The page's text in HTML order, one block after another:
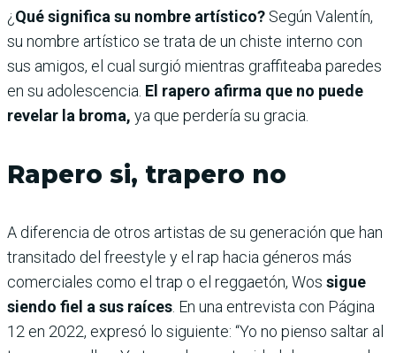
¿ Qué significa su nombre artístico? Según Valentín,
su nombre artístico se trata de un chiste interno con
sus amigos, el cual surgió mientras graffiteaba paredes
en su adolescencia. El rapero afirma que no puede
revelar la broma, ya que perdería su gracia.
Rapero si, trapero no
A diferencia de otros artistas de su generación que han
transitado del freestyle y el rap hacia géneros más
comerciales como el trap o el reggaetón, Wos sigue
siendo fiel a sus raíces . En una entrevista con Página
12 en 2022, expresó lo siguiente: “Yo no pienso saltar al